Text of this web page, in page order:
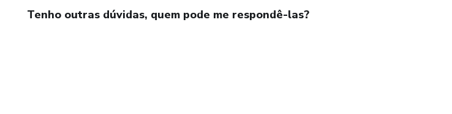
Tenho outras dúvidas, quem pode me respondê-las?